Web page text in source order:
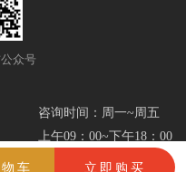
车 立即购买
众号
咨询时间：周一~周五
上午09：00~下午18：00